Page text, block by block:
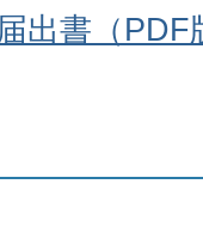
出書（